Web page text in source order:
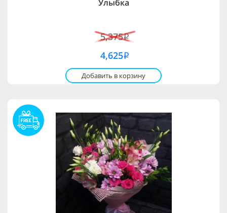
Улыбка
5,375i
4,625i
Добавить в корзину